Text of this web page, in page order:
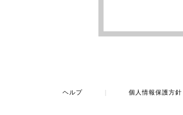
ヘルプ 個人情報保護方針